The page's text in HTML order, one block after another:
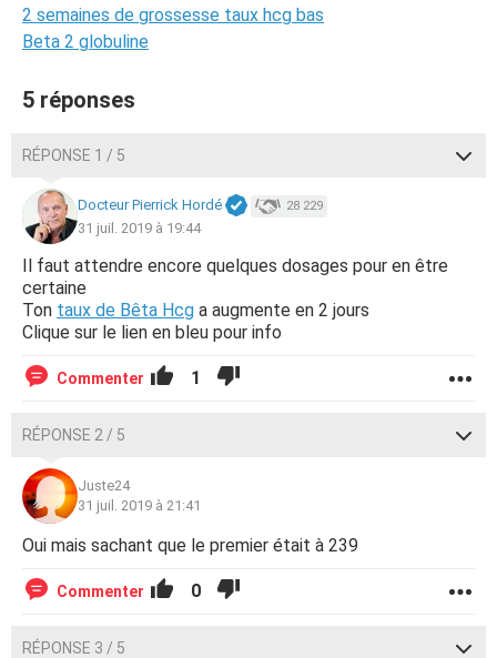
2 semaines de grossesse taux hcg bas
Beta 2 globuline
5 réponses
RÉPONSE 1 / 5
Docteur Pierrick Hordé 28 229
31 juil. 2019 à 19:44
Il faut attendre encore quelques dosages pour en être
certaine
Ton taux de Bêta Hcg a augmente en 2 jours
Clique sur le lien en bleu pour info
Commenter 1
RÉPONSE 2 / 5
Juste24
31 juil. 2019 à 21:41
Oui mais sachant que le premier était à 239
Commenter 0
RÉPONSE 3 / 5